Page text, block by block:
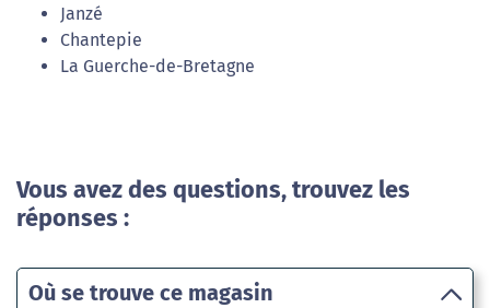
Janzé
Chantepie
La Guerche-de-Bretagne
Vous avez des questions, trouvez les
réponses :
Où se trouve ce magasin